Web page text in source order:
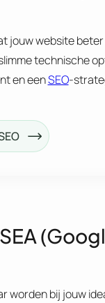
jouw website
technische
en eenSEO-
SEA
worden bij jouw